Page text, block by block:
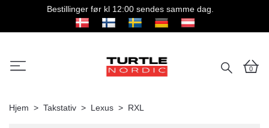
Bestillinger før kl 12:00 sendes samme dag.
0
Hjem Takstativ Lexus RXL